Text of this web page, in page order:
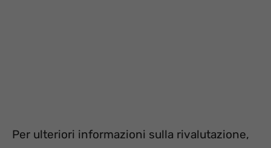
Per ulteriori informazioni sulla rivalutazione,